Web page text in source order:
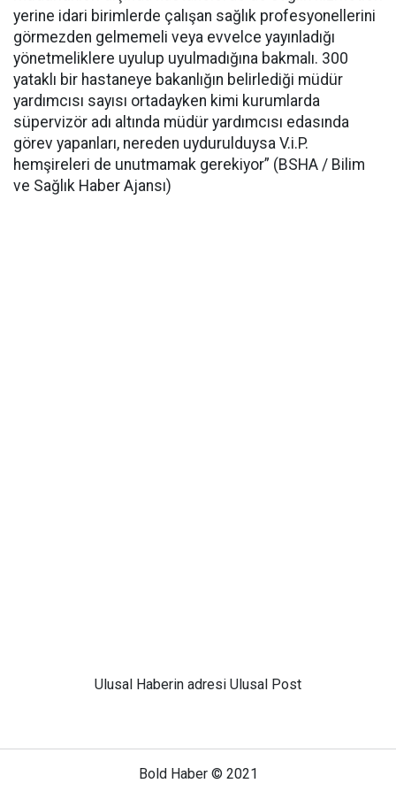
yerine idari birimlerde çalışan sağlık profesyonellerini
görmezden gelmemeli veya evvelce yayınladığı
yönetmeliklere uyulup uyulmadığına bakmalı. 300
yataklı bir hastaneye bakanlığın belirlediği müdür
yardımcısı sayısı ortadayken kimi kurumlarda
süpervizör adı altında müdür yardımcısı edasında
görev yapanları, nereden uydurulduysa V.i.P.
hemşireleri de unutmamak gerekiyor” (BSHA / Bilim
ve Sağlık Haber Ajansı)
Ulusal Haberin adresi Ulusal Post
Bold Haber © 2021